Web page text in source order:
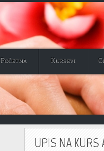
Početna Kursevi
UPIS NA KURS